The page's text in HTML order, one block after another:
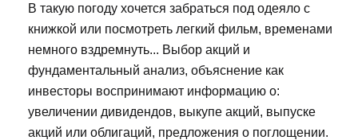
В такую погоду хочется забраться под одеяло с
книжкой или посмотреть легкий фильм, временами
немного вздремнуть... Выбор акций и
фундаментальный анализ, объяснение как
инвесторы воспринимают информацию о:
увеличении дивидендов, выкупе акций, выпуске
акций или облигаций, предложения о поглощении.